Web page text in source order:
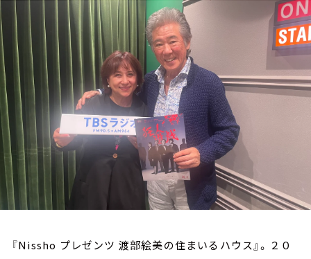
お知らせ
イベント・グッズ
YouTube
会社情報
『Nissho プレゼンツ 渡部絵美の住まいるハウス』。２０